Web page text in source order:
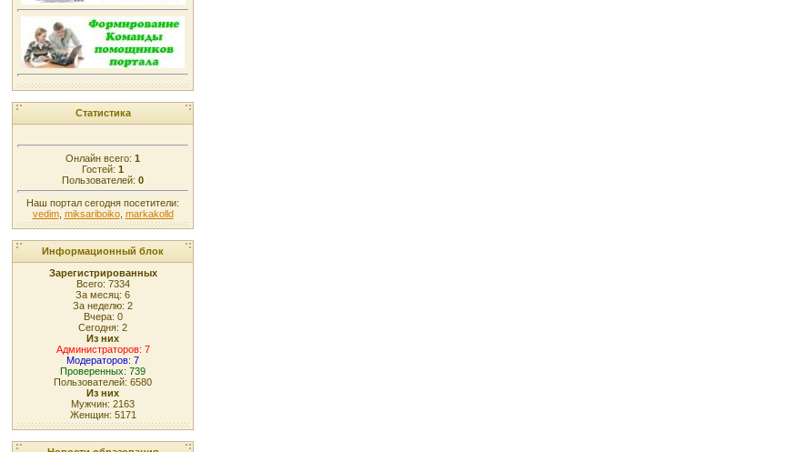
Статистика
Онлайн всего: 1
Гостей: 1
Пользователей: 0
Наш портал сегодня посетители:
vedim, miksariboiko, markakolld
Информационный блок
Зарегистрированных
Всего: 7334
За месяц: 6
За неделю: 2
Вчера: 0
Сегодня: 2
Из них
Администраторов: 7
Модераторов: 7
Проверенных: 739
Пользователей: 6580
Из них
Мужчин: 2163
Женщин: 5171